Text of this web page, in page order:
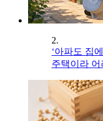
2.
‘아파도 집
주택이라 어